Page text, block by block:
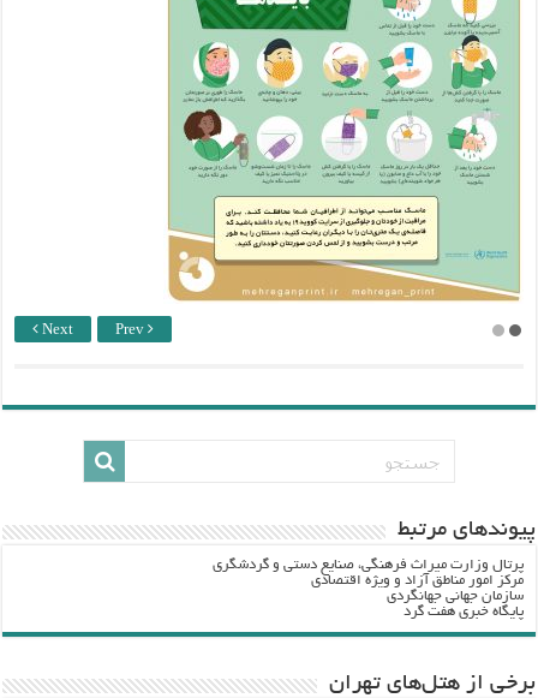
Next Prev
پيوندهاي مرتبط
پرتال وزارت ميراث فرهنگي، صنایع دستی و گردشگري
مرکز امور مناطق آزاد و ویژه اقتصادی
سازمان جهانی جهانگردی
پایگاه خبری هفت گرد
برخی از هتل‌های تهران